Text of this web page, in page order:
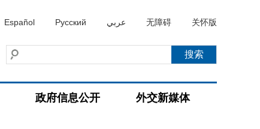
Español Русский عربي 无障碍 关怀版
政府信息公开 外交新媒体